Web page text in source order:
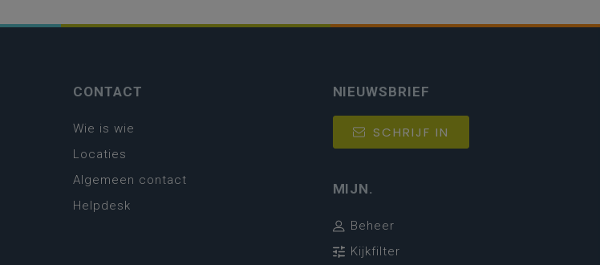
CONTACT
Wie is wie
Locaties
Algemeen contact
Helpdesk
NIEUWSBRIEF
SCHRIJF IN
MIJN.
Beheer
Kijkfilter